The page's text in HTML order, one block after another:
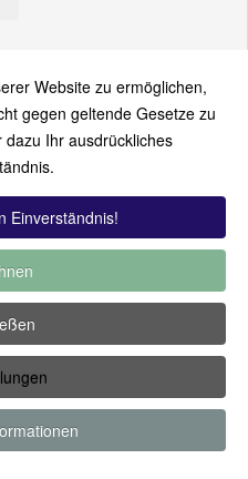
senden
hinzugekommen
Meist gesehen
Thomas Füssler
Website zu ermöglichen,
gegen geltende Gesetze zu
Ihr ausdrückliches
Einverständnis!